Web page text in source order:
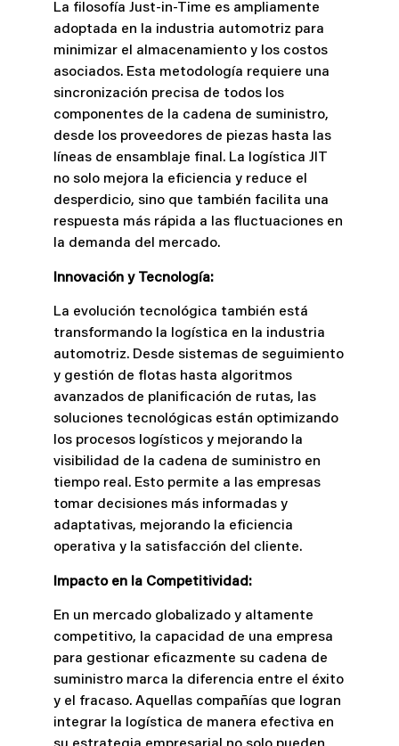
La filosofía Just-in-Time es ampliamente
adoptada en la industria automotriz para
minimizar el almacenamiento y los costos
asociados. Esta metodología requiere una
sincronización precisa de todos los
componentes de la cadena de suministro,
desde los proveedores de piezas hasta las
líneas de ensamblaje final. La logística JIT
no solo mejora la eficiencia y reduce el
desperdicio, sino que también facilita una
respuesta más rápida a las fluctuaciones en
la demanda del mercado.
Innovación y Tecnología:
La evolución tecnológica también está
transformando la logística en la industria
automotriz. Desde sistemas de seguimiento
y gestión de flotas hasta algoritmos
avanzados de planificación de rutas, las
soluciones tecnológicas están optimizando
los procesos logísticos y mejorando la
visibilidad de la cadena de suministro en
tiempo real. Esto permite a las empresas
tomar decisiones más informadas y
adaptativas, mejorando la eficiencia
operativa y la satisfacción del cliente.
Impacto en la Competitividad:
En un mercado globalizado y altamente
competitivo, la capacidad de una empresa
para gestionar eficazmente su cadena de
suministro marca la diferencia entre el éxito
y el fracaso. Aquellas compañías que logran
integrar la logística de manera efectiva en